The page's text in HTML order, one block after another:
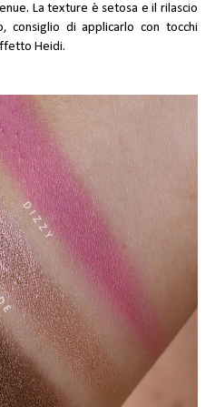
La texture è setosa e il rilascio
consiglio di applicarlo con tocchi
Heidi.